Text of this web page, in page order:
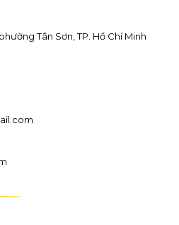
Tân Sơn, TP. Hồ Chí Minh